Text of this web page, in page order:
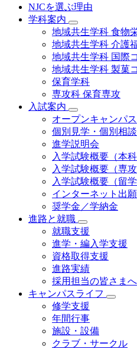
NJCを選ぶ理由
学科案内
地域共⽣学科 ⾷物
地域共生学科 介護
地域共生学科 国際
地域共⽣学科 製菓
保育学科
専攻科 保育専攻
入試案内
オープンキャンパス
個別⾒学・個別相
進学説明会
入学試験概要（本科
入学試験概要（専攻
入学試験概要（留学
インターネット出願
奨学金／学納金
進路と就職
就職支援
進学・編入学支援
資格取得⽀援
進路実績
採用担当の皆さまへ
キャンパスライフ
修学支援
年間行事
施設・設備
クラブ・サークル